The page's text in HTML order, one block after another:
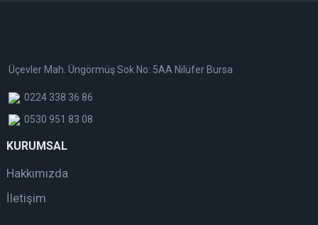
Üçevler Mah. Üngörmüş Sok No: 5AA Nilüfer Bursa
0224 338 36 86
0530 951 83 08
KURUMSAL
Hakkımızda
İletişim